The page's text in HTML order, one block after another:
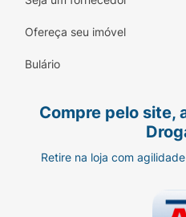
Ofereça seu imóvel
Bulário
Compre pelo site,
Retire na loja com